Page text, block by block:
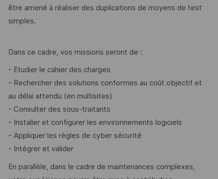
être amené à réaliser des duplications de moyens de test
simples.
Dans ce cadre, vos missions seront de :
- Etudier le cahier des charges
- Rechercher des solutions conformes au coût objectif et
au délai attendu (en multisites)
- Consulter des sous-traitants
- Installer et configurer les environnements logiciels
- Appliquer les règles de cyber sécurité
- Intégrer et valider
En parallèle, dans le cadre de maintenances complexes,